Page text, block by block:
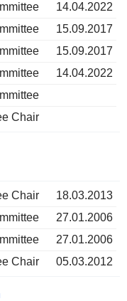
14.04.2022
15.09.2017
15.09.2017
14.04.2022
Chair
Chair
18.03.2013
27.01.2006
27.01.2006
Chair
05.03.2012